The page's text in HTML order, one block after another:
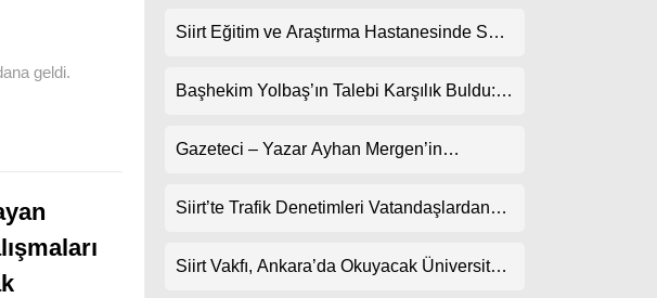
Gündem
Spor
Magazin
geldi.
Siirt Eğitim ve Araştırma Hastanesinde Son
Randevularda Bekleme Süresi Kısaldı
Başhekim Yolbaş’ın Talebi Karşılık Buldu:
Gazeteci – Yazar Ayhan Mergen’in
Kuralları”
Siirt’te Trafik Denetimleri Vatandaşlardan
Siirt Vakfı, Ankara’da Okuyacak Üniversite